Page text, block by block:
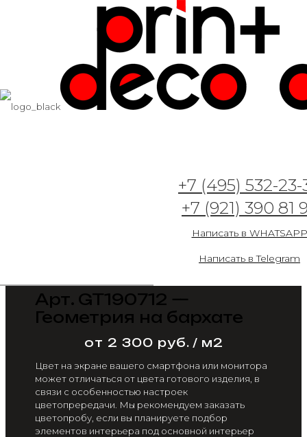
+7 (495) 532-23-
+7 (921) 390 81
Написать в WHATSAPP
Написать в Telegram
Арт. GT190712 —
Геометрия на бархате
от 2 300 руб. / м2
Цвет на экране вашего смартфона или монитора
может отличаться от цвета готового изделия, в
связи с особенностью настроек
цветопрередачи. Мы рекомендуем заказать
цветопробу, если вы планируете подбор
элементов интерьера под основной интерьер